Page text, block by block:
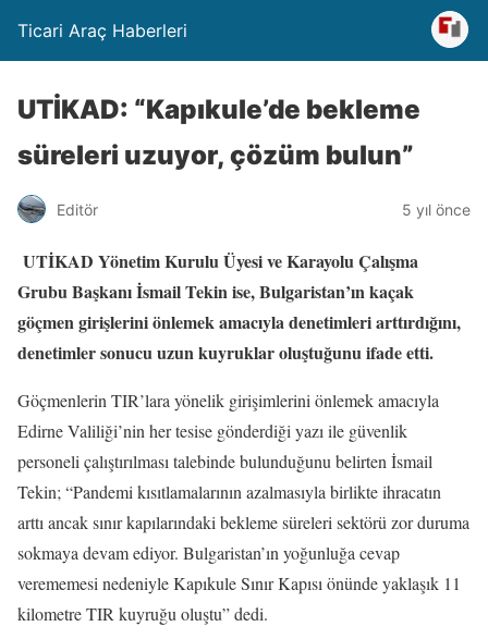
Ticari Araç Haberleri
UTİKAD: “Kapıkule’de bekleme
süreleri uzuyor, çözüm bulun”
Editör 5 yıl önce
UTİKAD Yönetim Kurulu Üyesi ve Karayolu Çalışma
Grubu Başkanı İsmail Tekin ise, Bulgaristan’ın kaçak
göçmen girişlerini önlemek amacıyla denetimleri arttırdığını,
denetimler sonucu uzun kuyruklar oluştuğunu ifade etti.
Göçmenlerin TIR’lara yönelik girişimlerini önlemek amacıyla
Edirne Valiliği’nin her tesise gönderdiği yazı ile güvenlik
personeli çalıştırılması talebinde bulunduğunu belirten İsmail
Tekin; “Pandemi kısıtlamalarının azalmasıyla birlikte ihracatın
arttı ancak sınır kapılarındaki bekleme süreleri sektörü zor duruma
sokmaya devam ediyor. Bulgaristan’ın yoğunluğa cevap
verememesi nedeniyle Kapıkule Sınır Kapısı önünde yaklaşık 11
kilometre TIR kuyruğu oluştu” dedi.